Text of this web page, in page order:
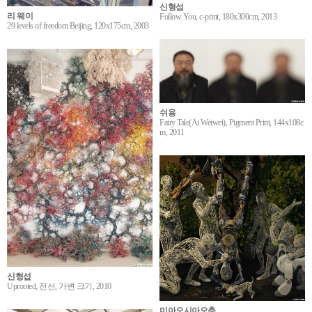
리 웨이
29 levels of freedom Beijing, 120x175cm, 2003
신형섭
Follow You, c-print, 180x300cm, 2013
쉬용
Fairy Tale(Ai Weiwei), Pigment Print, 144x108c
m, 2011
신형섭
Uprooted, 전선, 가변 크기, 2010